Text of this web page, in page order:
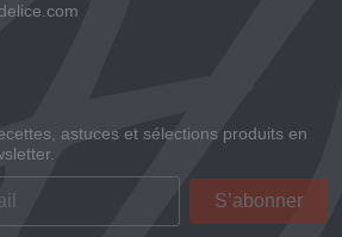
astuces et sélections produits en